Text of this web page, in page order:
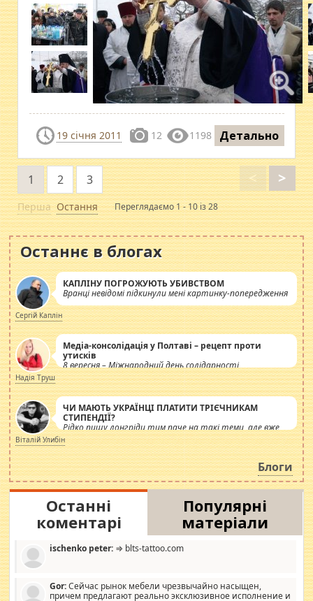
19 січня 2011 12 1198 Детально
Перша
<
1 2 3 >
Остання Переглядаємо 1 - 10 із 28
Останнє в блогах
КАПЛІНУ ПОГРОЖУЮТЬ УБИВСТВОМ
Вранці невідомі підкинули мені картинку-попередження
Сергій Каплін
Медіа-консолідація у Полтаві – рецепт проти
утисків
8 вересня – Міжнародний день солідарності
журналістів.
Надія Труш
ЧИ МАЮТЬ УКРАЇНЦІ ПЛАТИТИ ТРІЄЧНИКАМ
СТИПЕНДІЇ?
Рідко пишу лонгріди тим паче на такі теми, але вже
просто дістало! Обурюють сьогоднішні інсенуації
навколо стипендіального питання. Штучно
роздувається ще одна соціальна катастрофа.
Віталій Улибін
Блоги
Останні
коментарі
Популярні
матеріали
ischenko peter: ⇒ blts-tattoo.com
Gor:Сейчас рынок мебели чрезвычайно насыщен,
причем предлагают реально эксклюзивное исполнение и